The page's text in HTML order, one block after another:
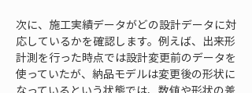
次に、施工実績データがどの設計データに対
応しているかを確認します。例えば、出来形
計測を行った時点では設計変更前のデータを
使っていたが、納品モデルは変更後の形状に
なっているという状態では、数値や形状の差